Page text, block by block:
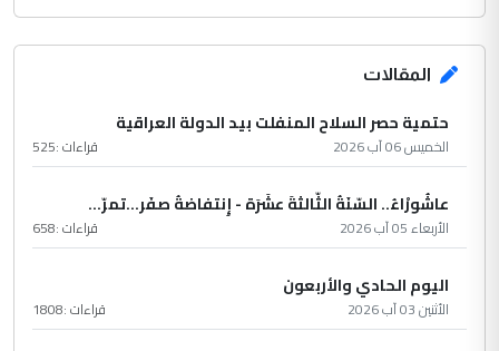
المقالات
حتمية حصر السلاح المنفلت بيد الدولة العراقية
الخميس 06 آب 2026 قراءات :525
عاشُورْاءُ.. السّنَةُ الثّالثةَ عشَرَة - إِنتفاضةُ صفَر…تمرّ...
الأربعاء 05 آب 2026 قراءات :658
اليوم الحادي والأربعون
الأثنين 03 آب 2026 قراءات :1808